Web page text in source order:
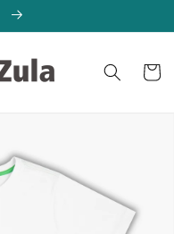
Sepet